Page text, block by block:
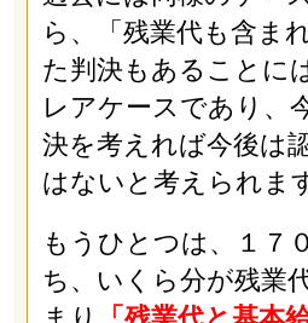
ら、「残業代も含ま
た判決もあることに
レアケースであり、
決を考えれば今後は
はないと考えられま
もうひとつは、１７
ち、いくら分が残業